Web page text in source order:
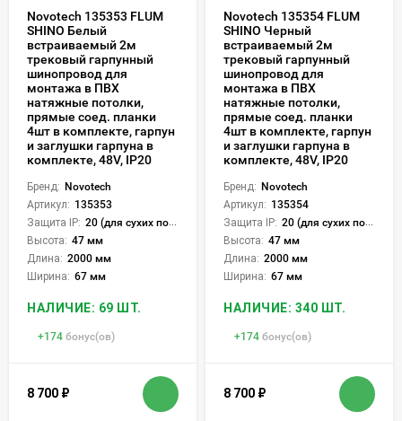
Novotech 135353 FLUM
SHINO Белый
встраиваемый 2м
трековый гарпунный
шинопровод для
монтажа в ПВХ
натяжные потолки,
прямые соед. планки
4шт в комплекте, гарпун
и заглушки гарпуна в
комплекте, 48V, IP20
Бренд: Novotech
Артикул: 135353
Защита IP: 20 (для сухих пом.)
Высота: 47 мм
Длина: 2000 мм
Ширина: 67 мм
НАЛИЧИЕ: 69 ШТ.
+174 бонус(ов)
8 700 ₽
Novotech 135354 FLUM
SHINO Черный
встраиваемый 2м
трековый гарпунный
шинопровод для
монтажа в ПВХ
натяжные потолки,
прямые соед. планки
4шт в комплекте, гарпун
и заглушки гарпуна в
комплекте, 48V, IP20
Бренд: Novotech
Артикул: 135354
Защита IP: 20 (для сухих пом.)
Высота: 47 мм
Длина: 2000 мм
Ширина: 67 мм
НАЛИЧИЕ: 340 ШТ.
+174 бонус(ов)
8 700 ₽